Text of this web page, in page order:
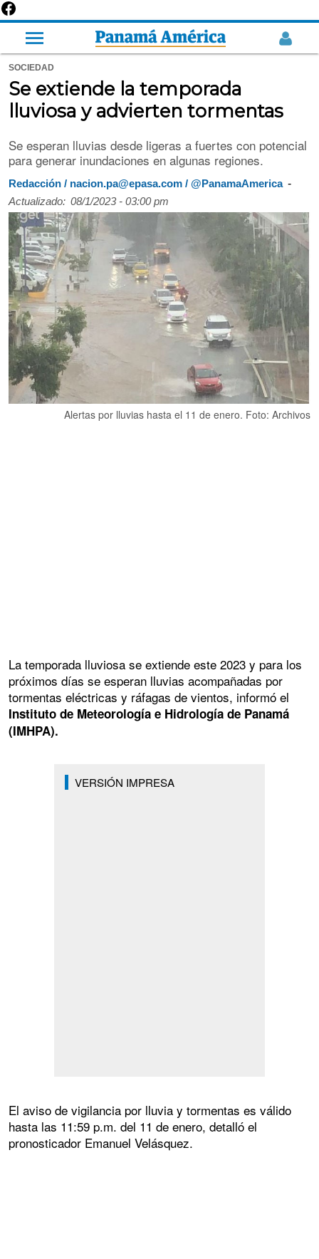
SOCIEDAD
Se extiende la temporada
lluviosa y advierten tormentas
Se esperan lluvias desde ligeras a fuertes con potencial
para generar inundaciones en algunas regiones.
Redacción / nacion.pa@epasa.com / @PanamaAmerica -
Actualizado: 08/1/2023 - 03:00 pm
Alertas por lluvias hasta el 11 de enero. Foto: Archivos
La temporada lluviosa se extiende este 2023 y para los
próximos días se esperan lluvias acompañadas por
tormentas eléctricas y ráfagas de vientos, informó el
Instituto de Meteorología e Hidrología de Panamá
(IMHPA).
VERSIÓN IMPRESA
El aviso de vigilancia por lluvia y tormentas es válido
hasta las 11:59 p.m. del 11 de enero, detalló el
pronosticador Emanuel Velásquez.